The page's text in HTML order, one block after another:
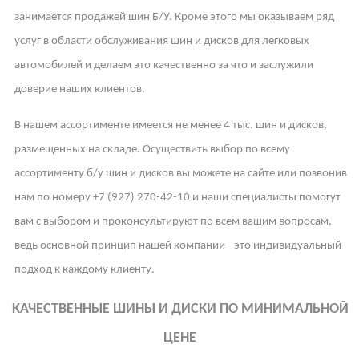
занимается продажей шин Б/У. Кроме этого мы оказываем ряд
услуг в области обслуживания шин и дисков для легковых
автомобилей и делаем это качественно за что и заслужили
доверие наших клиентов.
В нашем ассортименте имеется не менее 4 тыс. шин и дисков,
размещенных на складе. Осуществить выбор по всему
ассортименту б/у шин и дисков вы можете на сайте или позвонив
нам по номеру +7 (927) 270-42-10 и наши специалисты помогут
вам с выбором и проконсультируют по всем вашим вопросам,
ведь основной принцип нашей компании - это индивидуальный
подход к каждому клиенту.
КАЧЕСТВЕННЫЕ ШИНЫ И ДИСКИ ПО МИНИМАЛЬНОЙ
ЦЕНЕ